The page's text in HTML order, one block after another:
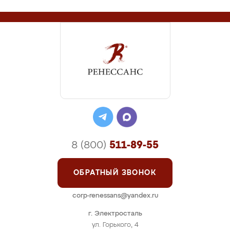
г. Электросталь
ул. Горького, 4
8 (800) 511-89-55
ОБРАТНЫЙ ЗВОНОК
corp-renessans@yandex.ru